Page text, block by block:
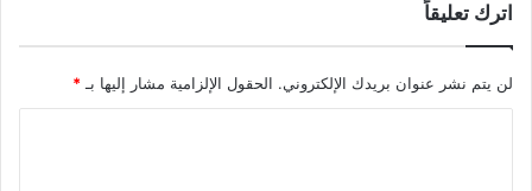
اترك تعليقاً
لن يتم نشر عنوان بريدك الإلكتروني. الحقول الإلزامية مشار إليها بـ*